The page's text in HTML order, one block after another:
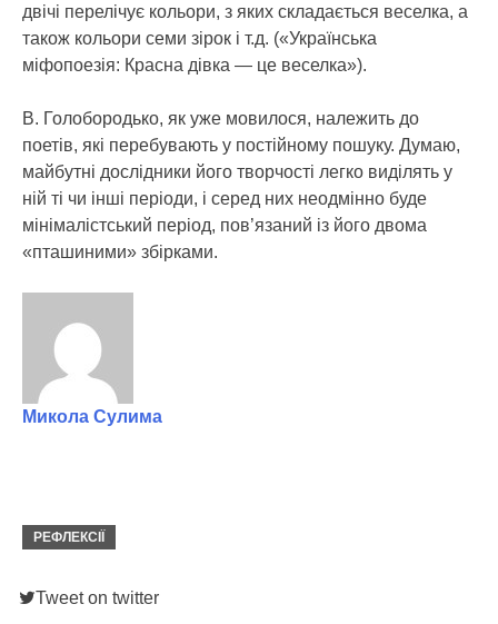
двічі перелічує кольори, з яких складається веселка, а
також кольори семи зірок і т.д. («Українська
міфопоезія: Красна дівка — це веселка»).
В. Голобородько, як уже мовилося, належить до
поетів, які перебувають у постійному пошуку. Думаю,
майбутні дослідники його творчості легко виділять у
ній ті чи інші періоди, і серед них неодмінно буде
мінімалістський період, пов’язаний із його двома
«пташиними» збірками.
Микола Сулима
РЕФЛЕКСІЇ
Tweet on twitter